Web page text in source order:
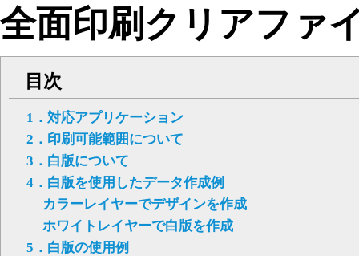
全面印刷クリアファ
目次
1．対応アプリケーション
2．印刷可能範囲について
3．白版について
4．白版を使用したデータ作成例
カラーレイヤーでデザインを作成
ホワイトレイヤーで白版を作成
5．白版の使用例